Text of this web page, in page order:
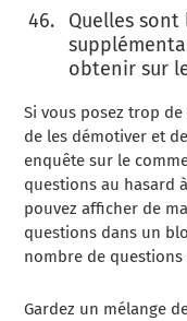
Quelles
obtenir sur
Si vous posez trop
de les démotiver et
enquête sur le
questions au hasard
pouvez afficher de
questions dans un
nombre de
Gardez un mélange